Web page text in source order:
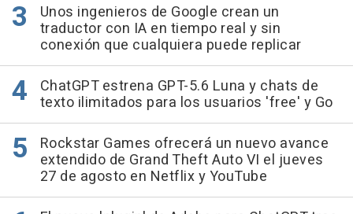
Unos ingenieros de Google crean un
traductor con IA en tiempo real y sin
conexión que cualquiera puede replicar
ChatGPT estrena GPT-5.6 Luna y chats de
texto ilimitados para los usuarios 'free' y Go
Rockstar Games ofrecerá un nuevo avance
extendido de Grand Theft Auto VI el jueves
27 de agosto en Netflix y YouTube